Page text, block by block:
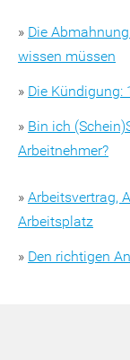
» Die
wissen müssen
» Die Kündigung:
» Bin ich
Arbeitnehmer?
» Arbeitsvertrag,
Arbeitsplatz
» Den richtigen